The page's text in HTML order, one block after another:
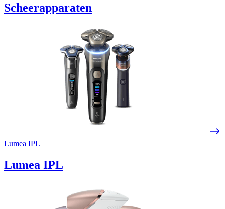
Scheerapparaten
Lumea IPL
Lumea IPL